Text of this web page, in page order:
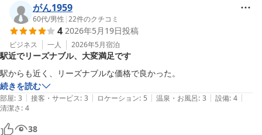
また、周辺にお店が多く便利にご利用いただけているとのこと、安
心いたしました。
今後も快適にお過ごしいただける環境づくりに努めてまいります。
引き続きお近くへお越しの際には、ぜひ当館をご利用いただけます
と幸いでございます。スタッフ一同、心よりお待ち申し上げており
ます。
ホテルサンターガス大塚店
がん1959
60代/男性 |22件のクチコミ
4 2026年5月19日投稿
ビジネス 一人 2026年5月宿泊
駅近でリーズナブル、大変満足です
駅からも近く、リーズナブルな価格で良かった。
続きを読む
部屋: 3 | 接客・サービス: 3 | ロケーション: 5 | 温泉・お風呂: 3 | 設備: 4 |
清潔さ: 4
38